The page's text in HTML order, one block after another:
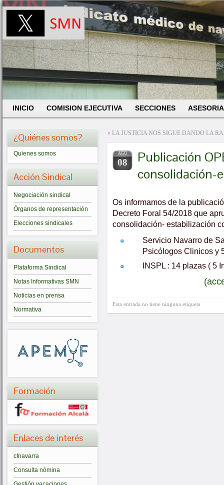
INICIO COMISION EJECUTIVA SECCIONES
¿Quiénes somos?
Quienes somos
Acción Sindical
Negociación sindical
Órganos de representación
Elecciones sindicales
Documentos
Plataforma Sindical
Notas Informativas SMN
Noticias en prensa
Normativa
Formación
Enlaces de interés
cfnavarra
Consulta nómina
« LA JUSTICIA NOS SIGUE DANDO LA
AGO
08
Publicación
consolidación-
Os informamos de la
Decreto Foral 54/2018 que
consolidación- estabilización
Servicio Navarro de
Psicólogos Clinicos y
INSPL : 14 plazas ( 5
Esta entrada no tiene ninguna etiqueta